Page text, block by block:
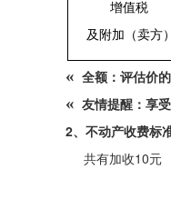
增值税
及附加（卖方）
« 全额：评估价
« 友情提醒：享
2、不动产收费标
共有加收10元